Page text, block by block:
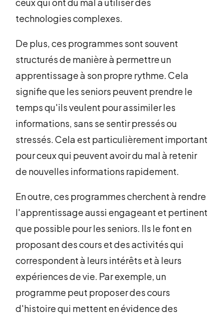
technologies complexes.
De plus, ces programmes sont souvent
structurés de manière à permettre un
apprentissage à son propre rythme. Cela
signifie que les seniors peuvent prendre le
temps qu'ils veulent pour assimiler les
informations, sans se sentir pressés ou
stressés. Cela est particulièrement important
pour ceux qui peuvent avoir du mal à retenir
de nouvelles informations rapidement.
En outre, ces programmes cherchent à rendre
l'apprentissage aussi engageant et pertinent
que possible pour les seniors. Ils le font en
proposant des cours et des activités qui
correspondent à leurs intérêts et à leurs
expériences de vie. Par exemple, un
programme peut proposer des cours
d'histoire qui mettent en évidence des